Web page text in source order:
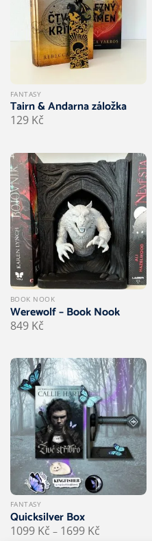
FANTASY
Tairn & Andarna záložka
129 Kč
BOOK NOOK
Werewolf – Book Nook
849 Kč
FANTASY
Quicksilver Box
1099 Kč – 1699 KčRozpětí
cen: